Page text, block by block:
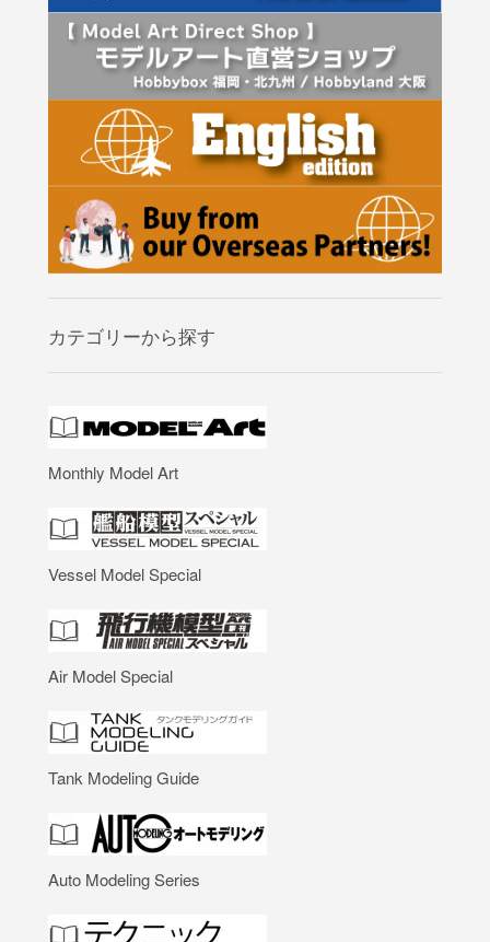
カテゴリーから探す
Monthly Model Art
Vessel Model Special
Air Model Special
Tank Modeling Guide
Auto Modeling Series